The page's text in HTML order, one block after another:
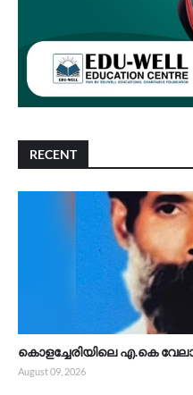
RECENT
കൊളച്ചേരിയിലെ എ.കെ
August 09, 2026